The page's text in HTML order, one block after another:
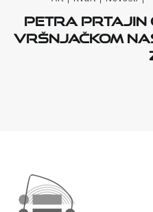
Petra Prtajin
vršnjačkom